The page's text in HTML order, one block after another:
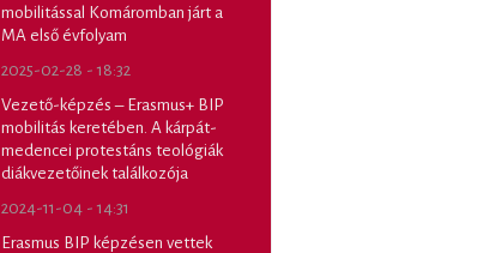
mobilitással Komáromban járt a
MA első évfolyam
2025-02-28 - 18:32
Vezető-képzés – Erasmus+ BIP
mobilitás keretében. A kárpát-
medencei protestáns teológiák
diákvezetőinek találkozója
2024-11-04 - 14:31
Erasmus BIP képzésen vettek